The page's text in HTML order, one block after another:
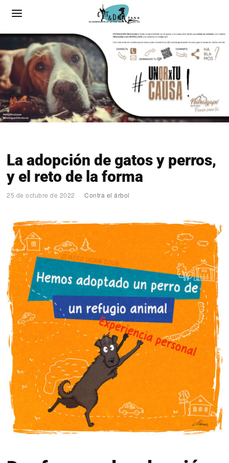
La adopción de gatos y perros,
y el reto de la forma
25 de octubre de 2022 Contra el árbol